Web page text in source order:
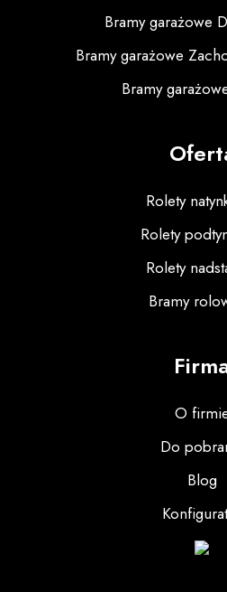
Bramy garażowe
Bramy garażowe
Bramy
Rolety
Rolety
Rolety
Bramy
O
Do
Blog